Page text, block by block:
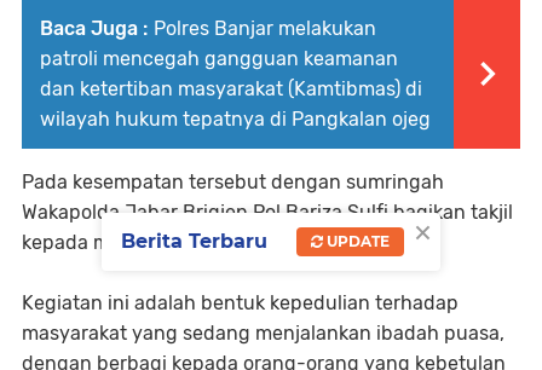
Baca Juga : Polres Banjar melakukan
patroli mencegah gangguan keamanan
dan ketertiban masyarakat (Kamtibmas) di
wilayah hukum tepatnya di Pangkalan ojeg
Pada kesempatan tersebut dengan sumringah
Wakapolda Jabar Brigjen Pol Bariza Sulfi bagikan takjil
kepada masyarakat yang melintas.
Kegiatan ini adalah bentuk kepedulian terhadap
masyarakat yang sedang menjalankan ibadah puasa,
dengan berbagi kepada orang-orang yang kebetulan
×
Berita Terbaru UPDATE